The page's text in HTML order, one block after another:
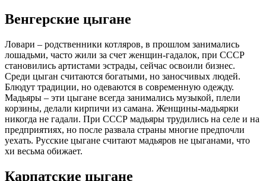
Венгерские цыгане
Ловари – родственники котляров, в прошлом занимались
лошадьми, часто жили за счет женщин-гадалок, при СССР
становились артистами эстрады, сейчас освоили бизнес.
Среди цыган считаются богатыми, но заносчивых людей.
Блюдут традиции, но одеваются в современную одежду.
Мадьяры – эти цыгане всегда занимались музыкой, плели
корзины, делали кирпичи из самана. Женщины-мадьярки
никогда не гадали. При СССР мадьяры трудились на селе и на
предприятиях, но после развала страны многие предпочли
уехать. Русские цыгане считают мадьяров не цыганами, что
хи весьма обижает.
Карпатские цыгане